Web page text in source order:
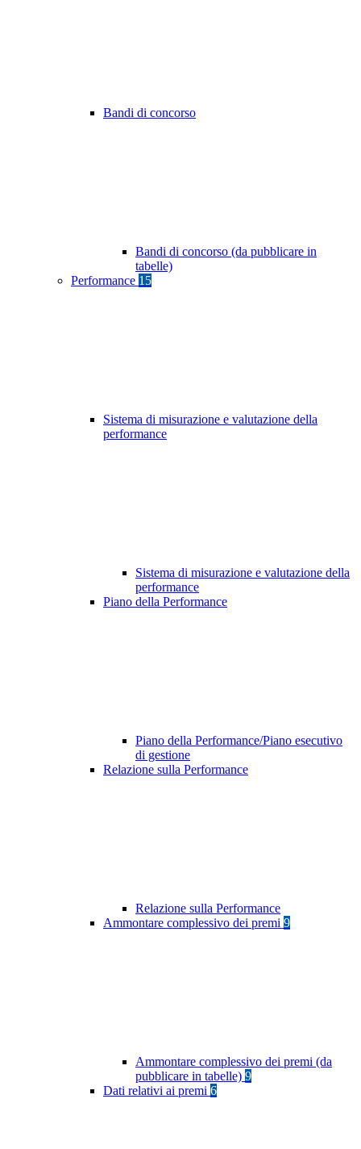
Bandi di concorso
Bandi di concorso (da pubblicare in
tabelle)
Performance 15
Sistema di misurazione e valutazione della
performance
Sistema di misurazione e valutazione della
performance
Piano della Performance
Piano della Performance/Piano esecutivo
di gestione
Relazione sulla Performance
Relazione sulla Performance
Ammontare complessivo dei premi 9
Ammontare complessivo dei premi (da
pubblicare in tabelle) 9
Dati relativi ai premi 6